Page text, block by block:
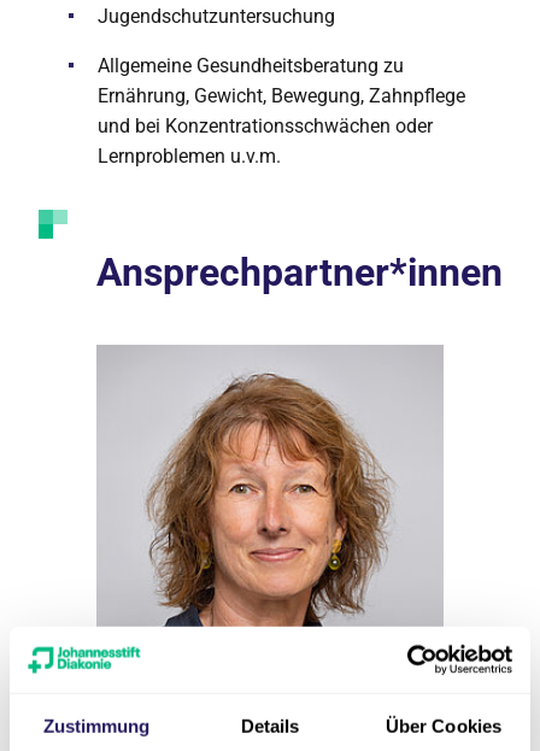
Zustimmung Details Über Cookies
Jugendschutzuntersuchung
Allgemeine Gesundheitsberatung zu
Ernährung, Gewicht, Bewegung, Zahnpflege
und bei Konzentrationsschwächen oder
Lernproblemen u.v.m.
Ansprechpartner*innen